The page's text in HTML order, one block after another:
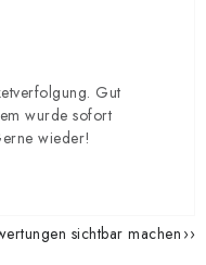
Gut
wurde sofort
wieder!
sichtbar machen